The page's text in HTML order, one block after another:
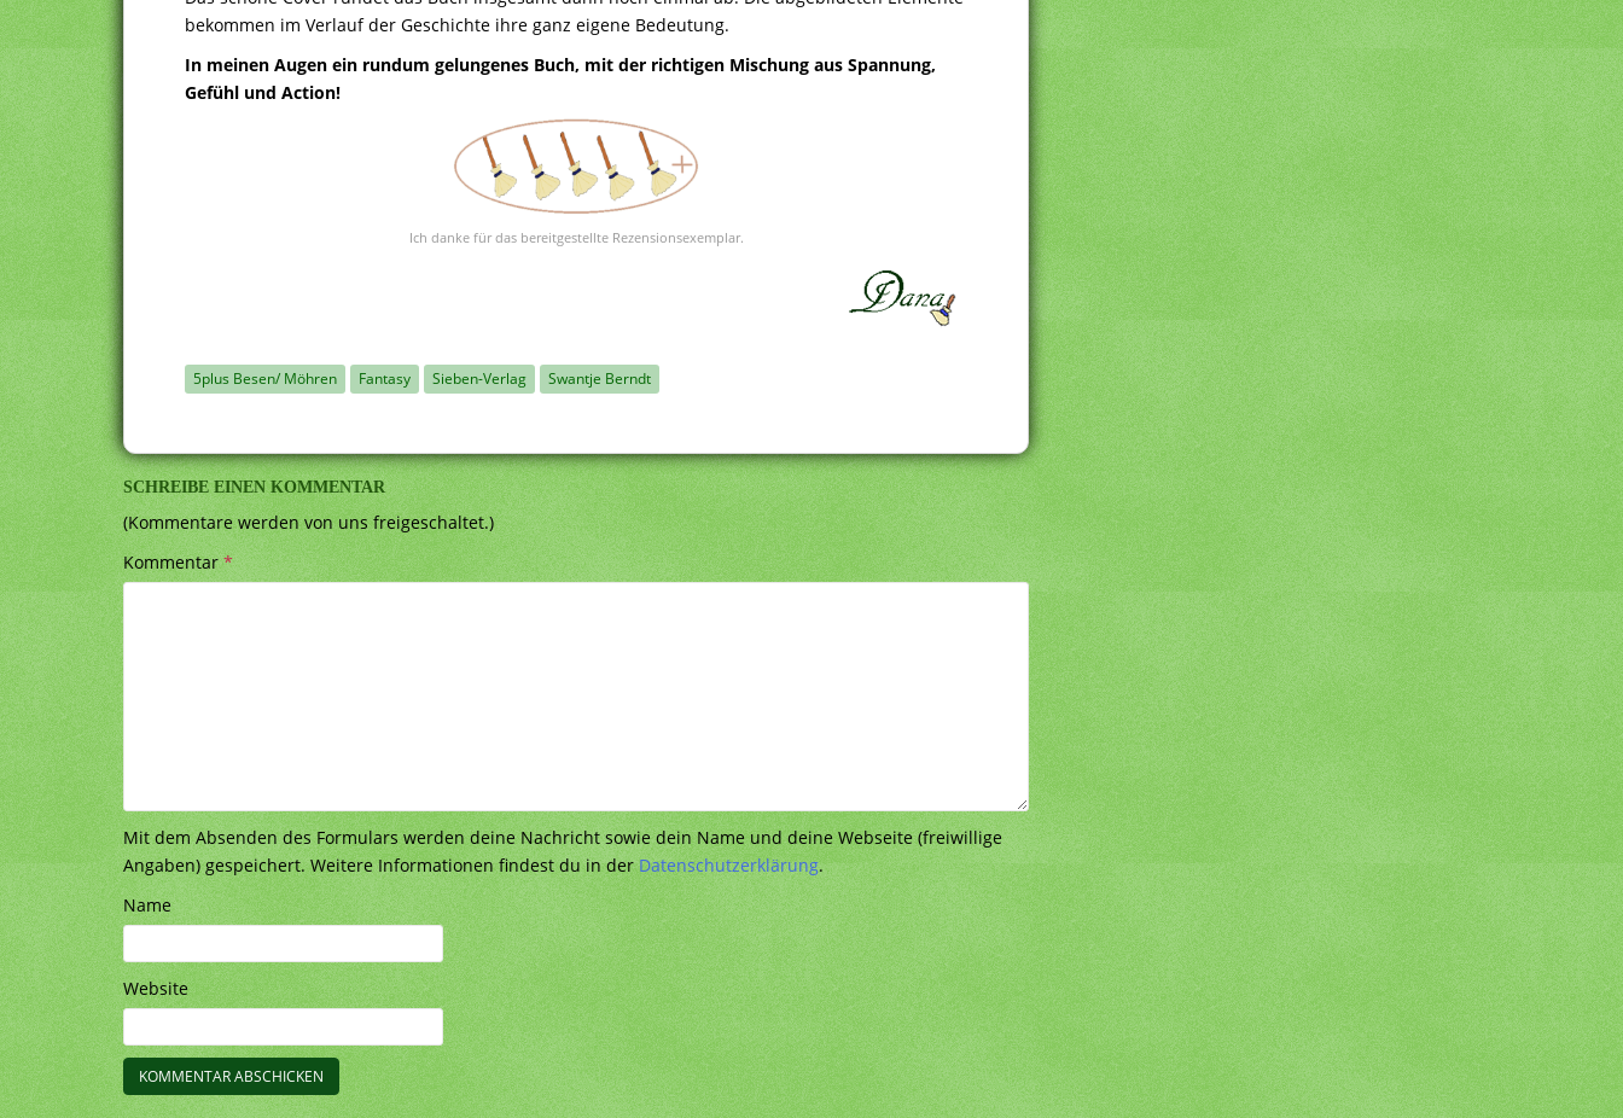
bekommen im Verlauf der Geschichte ihre ganz eigene Bedeutung.
In meinen Augen ein rundum gelungenes Buch, mit der richtigen Mischung aus Spannung,
Gefühl und Action!
Ich danke für das bereitgestellte Rezensionsexemplar.
5plus Besen/ Möhren Fantasy Sieben-Verlag Swantje Berndt
SCHREIBE EINEN KOMMENTAR
(Kommentare werden von uns freigeschaltet.)
Kommentar*
Mit dem Absenden des Formulars werden deine Nachricht sowie dein Name und deine Webseite (freiwillige
Angaben) gespeichert. Weitere Informationen findest du in derDatenschutzerklärung.
Name
Website